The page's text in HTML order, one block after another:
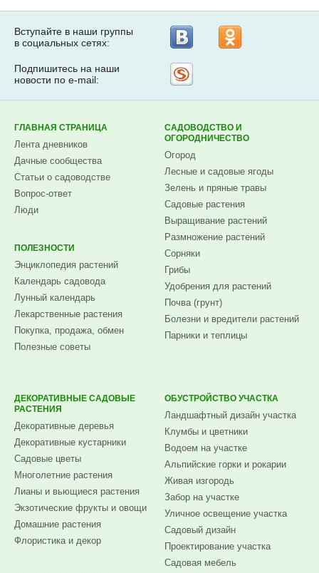
Вступайте в наши группы
в социальных сетях:
Подпишитесь на наши
новости по e-mail:
ГЛАВНАЯ СТРАНИЦА
Лента дневников
Дачные сообщества
Статьи о садоводстве
Вопрос-ответ
Люди
ПОЛЕЗНОСТИ
Энциклопедия растений
Календарь садовода
Лунный календарь
Лекарственные растения
Покупка, продажа, обмен
Полезные советы
САДОВОДСТВО И
ОГОРОДНИЧЕСТВО
Огород
Лесные и садовые ягоды
Зелень и пряные травы
Садовые растения
Выращивание растений
Размножение растений
Сорняки
Грибы
Удобрения для растений
Почва (грунт)
Болезни и вредители растений
Парники и теплицы
ДЕКОРАТИВНЫЕ САДОВЫЕ
РАСТЕНИЯ
Декоративные деревья
Декоративные кустарники
Садовые цветы
Многолетние растения
Лианы и вьющиеся растения
Экзотические фрукты и овощи
Домашние растения
Флористика и декор
ОБУСТРОЙСТВО УЧАСТКА
Ландшафтный дизайн участка
Клумбы и цветники
Водоем на участке
Альпийские горки и рокарии
Живая изгородь
Забор на участке
Уличное освещение участка
Садовый дизайн
Проектирование участка
Садовая мебель